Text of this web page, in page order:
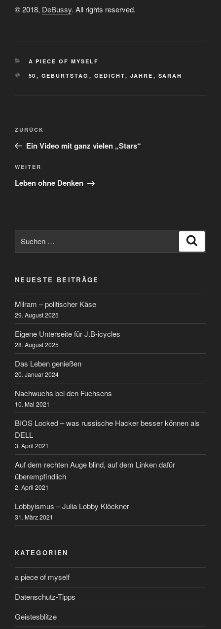
© 2018, DeBussy. All rights reserved.
KATEGORIEN
A PIECE OF MYSELF
SCHLAGWÖRTER
50 , GEBURTSTAG , GEDICHT, JAHRE , SARAH
Beitragsnavigation
Vorheriger
Beitrag
ZURÜCK
Ein Video mit ganz vielen „Stars“
Nächster
Beitrag
WEITER
Leben ohne Denken
nach:
NEUESTE BEITRÄGE
Milram – politischer Käse
29. August 2025
Eigene Unterseite für J.B-icycles
28. August 2025
Das Leben genießen
20. Januar 2024
Nachwuchs bei den Fuchsens
10. Mai 2021
BIOS Locked – was russische Hacker besser können als
DELL
3. April 2021
Auf dem rechten Auge blind, auf dem Linken dafür
überempfindlich
2. April 2021
Lobbyismus – Julia Lobby Klöckner
31. März 2021
KATEGORIEN
a piece of myself
Datenschutz-Tipps
Geistesblitze